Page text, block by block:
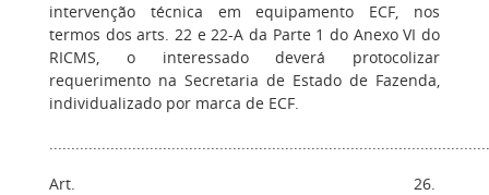
intervenção técnica em equipamento ECF, nos
termos dos arts. 22 e 22-A da Parte 1 do Anexo VI do
RICMS, o interessado deverá protocolizar
requerimento na Secretaria de Estado de Fazenda,
individualizado por marca de ECF.
Art. 26.